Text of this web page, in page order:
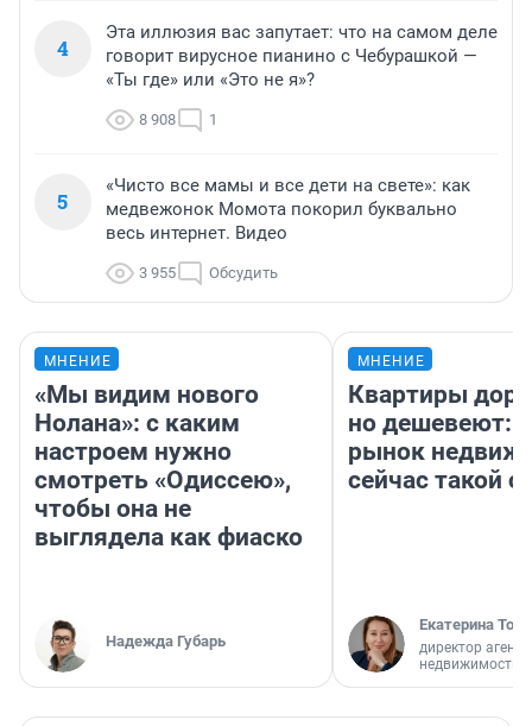
4
Эта иллюзия вас запутает: что на самом деле
говорит вирусное пианино с Чебурашкой —
«Ты где» или «Это не я»?
8 908 1
5
«Чисто все мамы и все дети на свете»: как
медвежонок Момота покорил буквально
весь интернет. Видео
3 955 Обсудить
МНЕНИЕ
«Мы видим нового
Нолана»: с каким
настроем нужно
смотреть «Одиссею»,
чтобы она не
выглядела как фиаско
Надежда Губарь
МНЕНИЕ
Квартиры
но дешевеют:
рынок
сейчас такой
Екатерина
директор
недвижимости